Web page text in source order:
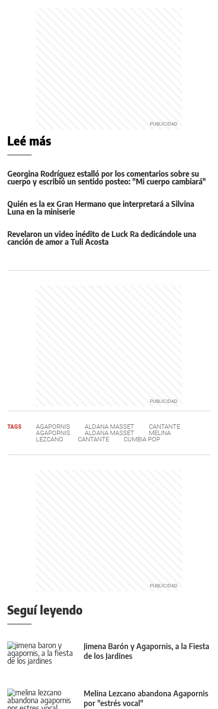
Leé más
Georgina Rodríguez estalló por los comentarios sobre su
cuerpo y escribió un sentido posteo: "Mi cuerpo cambiará"
Quién es la ex Gran Hermano que interpretará a Silvina
Luna en la miniserie
Revelaron un video inédito de Luck Ra dedicándole una
canción de amor a Tuli Acosta
TAGS AGAPORNIS ALDANA MASSET
CANTANTE
AGAPORNIS
ALDANA MASSET
MELINA
LEZCANO
CANTANTE CUMBIA POP
Seguí leyendo
Jimena Barón y Agapornis, a la Fiesta
de los Jardines
Melina Lezcano abandona Agapornis
por "estrés vocal"